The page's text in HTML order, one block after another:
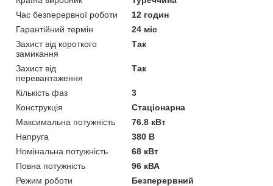
Час безперервної роботи
12 годин
Гарантійний термін
24 міс
Захист від короткого
замикання
Так
Захист від
перевантаження
Так
Кількість фаз
3
Конструкція
Стаціонарна
Максимальна потужність
76.8 кВт
Напруга
380 В
Номінальна потужність
68 кВт
Повна потужність
96 кВА
Режим роботи
Безперервний